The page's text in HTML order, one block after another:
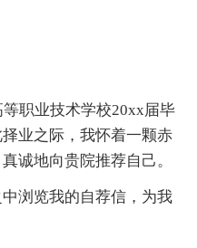
职业技术学校20xx届毕
业之际，我怀着一颗赤
诚地向贵院推荐自己。
浏览我的自荐信，为我